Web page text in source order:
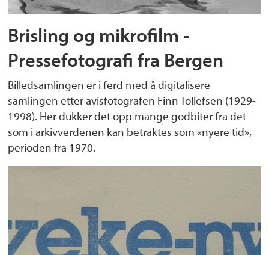
Brisling og mikrofilm -
Pressefotografi fra Bergen
Billedsamlingen er i ferd med å digitalisere
samlingen etter avisfotografen Finn Tollefsen (1929-
1998). Her dukker det opp mange godbiter fra det
som i arkivverdenen kan betraktes som «nyere tid»,
perioden fra 1970.